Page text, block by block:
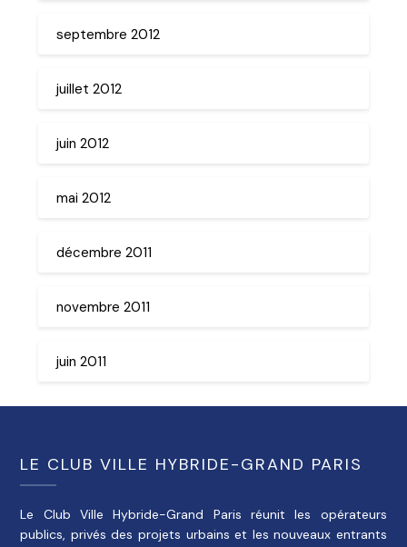
septembre 2012
juillet 2012
juin 2012
mai 2012
décembre 2011
novembre 2011
juin 2011
LE CLUB VILLE HYBRIDE-GRAND PARIS
Le Club Ville Hybride-Grand Paris réunit les opérateurs
publics, privés des projets urbains et les nouveaux entrants